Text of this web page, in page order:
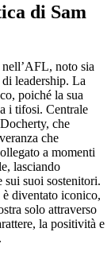
di Sam
noto sia
leadership. La
poiché la sua
i tifosi. Centrale
che
che
a momenti
lasciando
suoi sostenitori.
diventato iconico,
solo attraverso
la positività e